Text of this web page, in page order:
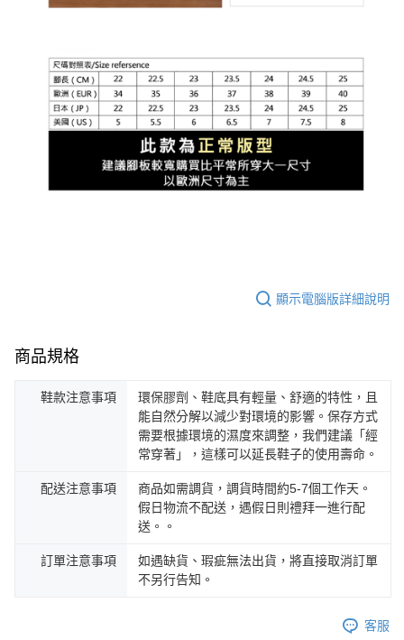
顯示電腦版詳細說明
商品規格
鞋款注意事項
環保膠劑、鞋底具有輕量、舒適的特性，且
能自然分解以減少對環境的影響。保存方式
需要根據環境的濕度來調整，我們建議「經
常穿著」，這樣可以延長鞋子的使用壽命。
配送注意事項
商品如需調貨，調貨時間約5-7個工作天。
假日物流不配送，遇假日則禮拜一進行配
送。。
訂單注意事項
如遇缺貨、瑕疵無法出貨，將直接取消訂單
不另行告知。
客服